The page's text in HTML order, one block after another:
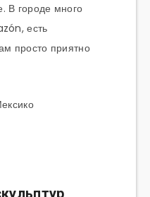
В городе много
есть
просто приятно